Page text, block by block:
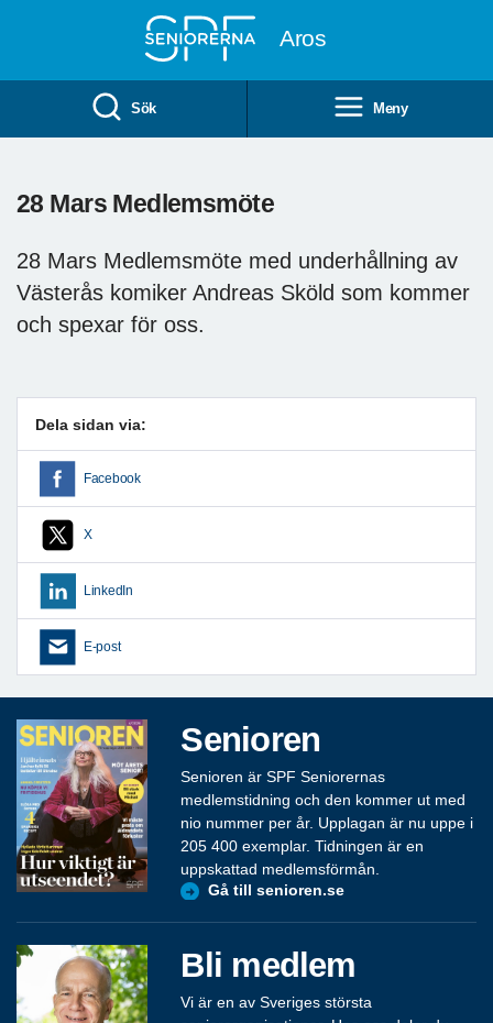
Aros
Sök Meny
28 Mars Medlemsmöte
28 Mars Medlemsmöte med underhållning av
Västerås komiker Andreas Sköld som kommer
och spexar för oss.
Dela sidan via:
Facebook
X
LinkedIn
E-post
Senioren
Senioren är SPF Seniorernas
medlemstidning och den kommer ut med
nio nummer per år. Upplagan är nu uppe i
205 400 exemplar. Tidningen är en
uppskattad medlemsförmån.
Gå till senioren.se
Bli medlem
Vi är en av Sveriges största